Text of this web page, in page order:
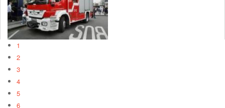
1
2
3
4
5
6